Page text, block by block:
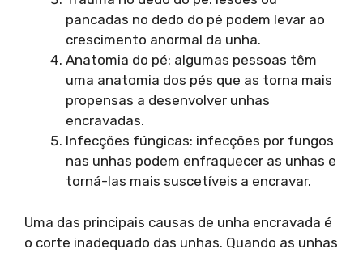
pancadas no dedo do pé podem levar ao
crescimento anormal da unha.
Anatomia do pé: algumas pessoas têm
uma anatomia dos pés que as torna mais
propensas a desenvolver unhas
encravadas.
Infecções fúngicas: infecções por fungos
nas unhas podem enfraquecer as unhas e
torná-las mais suscetíveis a encravar.
Uma das principais causas de unha encravada é
o corte inadequado das unhas. Quando as unhas